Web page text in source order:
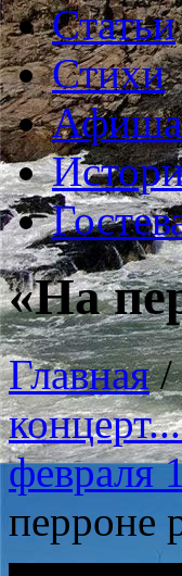
Статьи
Стихи
Афиша
«На
Главная/
февраля
перроне